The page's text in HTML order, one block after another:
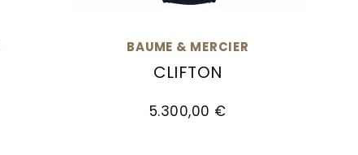
BAUME & MERCIER
CLIFTON
5.300,00 €